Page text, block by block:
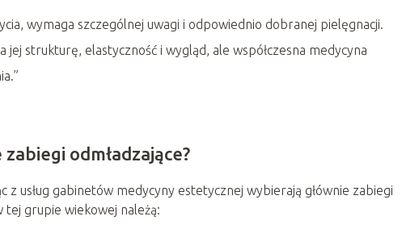
wymaga szczególnej uwagi i odpowiednio dobranej pielęgnacji.
jej strukturę, elastyczność i wygląd, ale współczesna medycyna
odmładzające?
z usług gabinetów medycyny estetycznej wybierają głównie zabiegi
tej grupie wiekowej należą: